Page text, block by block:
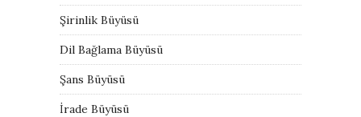
Şirinlik Büyüsü
Dil Bağlama Büyüsü
Şans Büyüsü
İrade Büyüsü